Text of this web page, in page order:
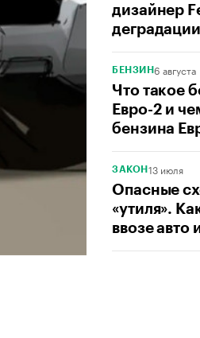
дизайнер
БЕНЗИН6 августа
Что такое
Евро-2 и
бензина
ЗАКОН 13 июля
Опасные
«утиля».
ввозе авто